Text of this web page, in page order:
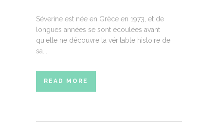
Séverine est née en Grèce en 1973, et de
longues années se sont écoulées avant
qu'elle ne découvre la véritable histoire de
sa...
READ MORE